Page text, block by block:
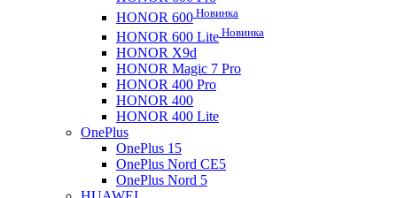
HONOR 600 Новинка
HONOR 600 Lite Новинка
HONOR X9d
HONOR Magic 7 Pro
HONOR 400 Pro
HONOR 400
HONOR 400 Lite
OnePlus
OnePlus 15
OnePlus Nord CE5
OnePlus Nord 5